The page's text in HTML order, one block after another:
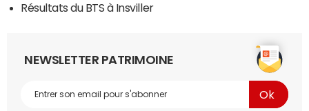
Résultats du BTS à Insviller
NEWSLETTER PATRIMOINE